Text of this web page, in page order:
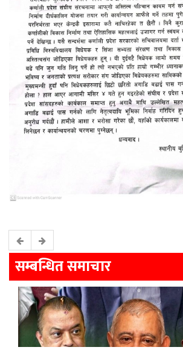
सम्बन्धित समाचार